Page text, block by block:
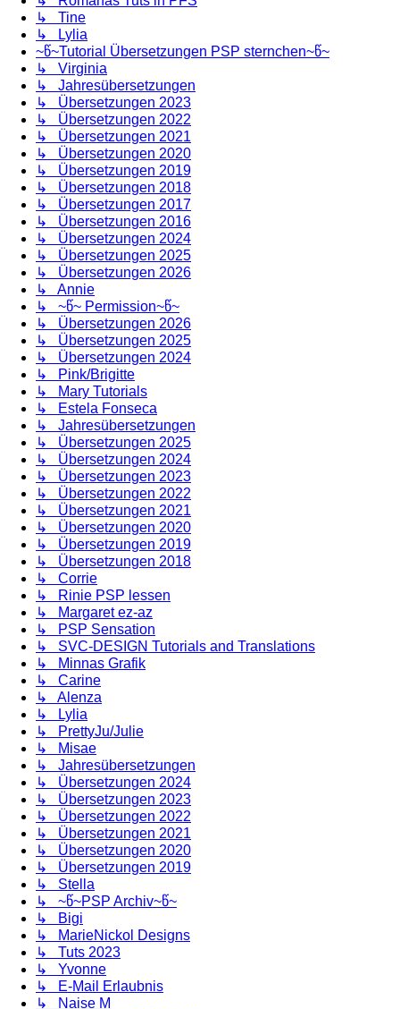
↳ Tine
↳ Lylia
~წ~Tutorial Übersetzungen PSP sternchen~წ~
↳ Virginia
↳ Jahresübersetzungen
↳ Übersetzungen 2023
↳ Übersetzungen 2022
↳ Übersetzungen 2021
↳ Übersetzungen 2020
↳ Übersetzungen 2019
↳ Übersetzungen 2018
↳ Übersetzungen 2017
↳ Übersetzungen 2016
↳ Übersetzungen 2024
↳ Übersetzungen 2025
↳ Übersetzungen 2026
↳ Annie
↳ ~წ~ Permission~წ~
↳ Übersetzungen 2026
↳ Übersetzungen 2025
↳ Übersetzungen 2024
↳ Pink/Brigitte
↳ Mary Tutorials
↳ Estela Fonseca
↳ Jahresübersetzungen
↳ Übersetzungen 2025
↳ Übersetzungen 2024
↳ Übersetzungen 2023
↳ Übersetzungen 2022
↳ Übersetzungen 2021
↳ Übersetzungen 2020
↳ Übersetzungen 2019
↳ Übersetzungen 2018
↳ Corrie
↳ Rinie PSP lessen
↳ Margaret ez-az
↳ PSP Sensation
↳ SVC-DESIGN Tutorials and Translations
↳ Minnas Grafik
↳ Carine
↳ Alenza
↳ Lylia
↳ PrettyJu/Julie
↳ Misae
↳ Jahresübersetzungen
↳ Übersetzungen 2024
↳ Übersetzungen 2023
↳ Übersetzungen 2022
↳ Übersetzungen 2021
↳ Übersetzungen 2020
↳ Übersetzungen 2019
↳ Stella
↳ ~წ~PSP Archiv~წ~
↳ Bigi
↳ MarieNickol Designs
↳ Tuts 2023
↳ Yvonne
↳ E-Mail Erlaubnis
↳ Naise M